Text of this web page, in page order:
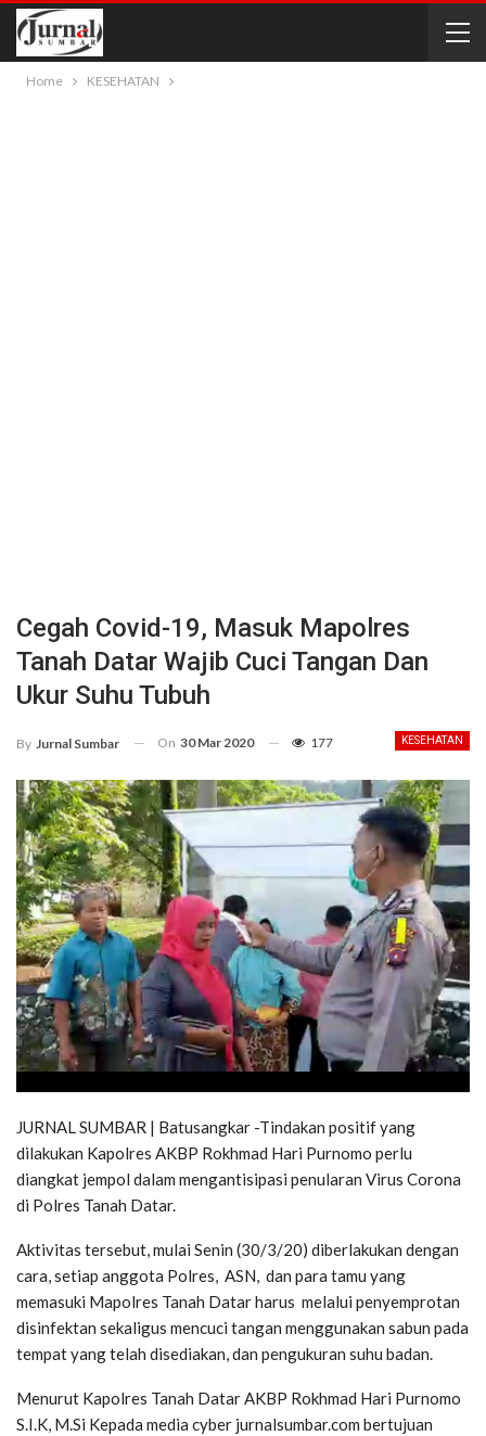
Home KESEHATAN
Cegah Covid-19, Masuk Mapolres
Tanah Datar Wajib Cuci Tangan Dan
Ukur Suhu Tubuh
KESEHATAN
By Jurnal Sumbar On 30 Mar 2020 177
JURNAL SUMBAR | Batusangkar -Tindakan positif yang
dilakukan Kapolres AKBP Rokhmad Hari Purnomo perlu
diangkat jempol dalam mengantisipasi penularan Virus Corona
di Polres Tanah Datar.
Aktivitas tersebut, mulai Senin (30/3/20) diberlakukan dengan
cara, setiap anggota Polres, ASN, dan para tamu yang
memasuki Mapolres Tanah Datar harus melalui penyemprotan
disinfektan sekaligus mencuci tangan menggunakan sabun pada
tempat yang telah disediakan, dan pengukuran suhu badan.
Menurut Kapolres Tanah Datar AKBP Rokhmad Hari Purnomo
S.I.K, M.Si Kepada media cyber jurnalsumbar.com bertujuan